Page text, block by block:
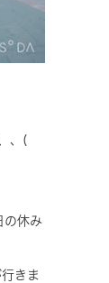
、(
の休み
きま